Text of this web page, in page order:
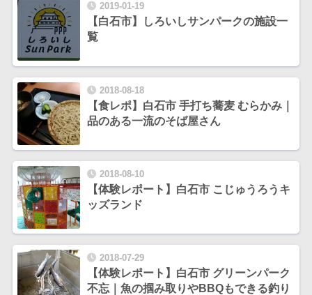
2019-01-19
【白石市】しろいしサンパークの施設一
覧
2018-08-18
【食レポ】白石市 手打ち蕎麦 むらかみ｜
品のある一流のそば屋さん
2018-08-10
【体験レポート】白石市 こじゅうろうキ
ッズランド
2018-07-29
【体験レポート】白石市 グリーンパーク
不忘｜魚の掴み取りやBBQもできる釣り